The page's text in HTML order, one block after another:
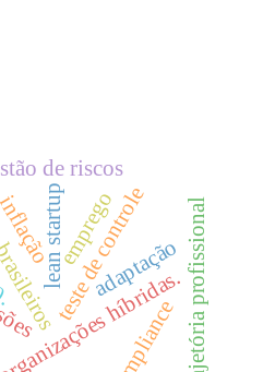
híbridas.
teste de controle
de riscos
compliance
lean startup adaptaçãotrajetória profissional
emprego